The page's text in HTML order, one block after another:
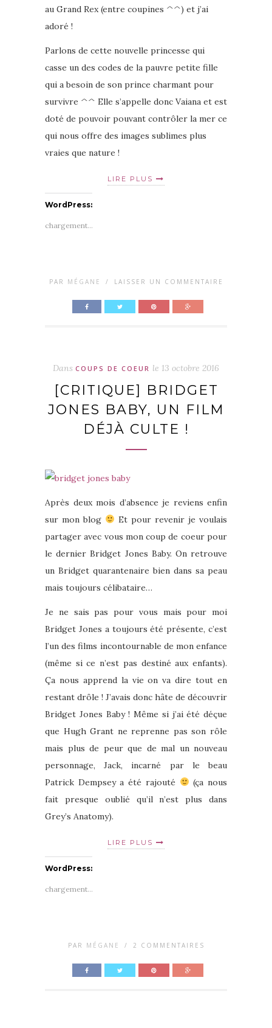
au Grand Rex (entre coupines ^^) et j’ai
adoré !
Parlons de cette nouvelle princesse qui
casse un des codes de la pauvre petite fille
qui a besoin de son prince charmant pour
survivre ^^ Elle s’appelle donc Vaiana et est
doté de pouvoir pouvant contrôler la mer ce
qui nous offre des images sublimes plus
vraies que nature !
LIRE PLUS
WordPress:
chargement…
PAR MÉGANE / LAISSER UN COMMENTAIRE
Dans COUPS DE COEUR le 13 octobre 2016
[CRITIQUE] BRIDGET
JONES BABY, UN FILM
DÉJÀ CULTE !
Après deux mois d’absence je reviens enfin
sur mon blog
Et pour revenir je voulais
partager avec vous mon coup de coeur pour
le dernier Bridget Jones Baby. On retrouve
un Bridget quarantenaire bien dans sa peau
mais toujours célibataire…
Je ne sais pas pour vous mais pour moi
Bridget Jones a toujours été présente, c’est
l’un des films incontournable de mon enfance
(même si ce n’est pas destiné aux enfants).
Ça nous apprend la vie on va dire tout en
restant drôle ! J’avais donc hâte de découvrir
Bridget Jones Baby ! Même si j’ai été déçue
que Hugh Grant ne reprenne pas son rôle
mais plus de peur que de mal un nouveau
personnage, Jack, incarné par le beau
Patrick Dempsey a été rajouté
(ça nous
fait presque oublié qu’il n’est plus dans
Grey’s Anatomy).
LIRE PLUS
WordPress:
chargement…
PAR MÉGANE / 2 COMMENTAIRES